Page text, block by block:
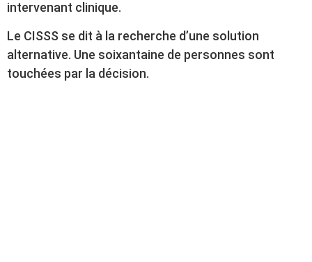
intervenant clinique.
Le CISSS se dit à la recherche d’une solution
alternative. Une soixantaine de personnes sont
touchées par la décision.